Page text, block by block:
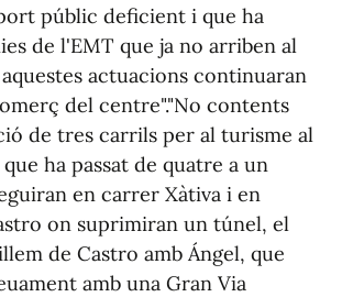
públic deficient i que ha
de l'EMT que ja no arriben al
actuacions continuaran
del centre"."No contents
de tres carrils per al turisme al
ha passat de quatre a un
en carrer Xàtiva i en
on suprimiran un túnel, el
de Castro amb Ángel, que
amb una Gran Via